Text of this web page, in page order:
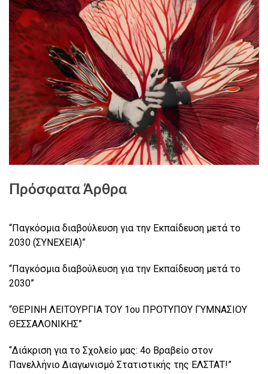
Πρόσφατα Άρθρα
“Παγκόσμια διαβούλευση για την Εκπαίδευση μετά το
2030 (ΣΥΝΕΧΕΙΑ)”
“Παγκόσμια διαβούλευση για την Εκπαίδευση μετά το
2030”
“ΘΕΡΙΝΗ ΛΕΙΤΟΥΡΓΙΑ ΤΟΥ 1ου ΠΡΟΤΥΠΟΥ ΓΥΜΝΑΣΙΟΥ
ΘΕΣΣΑΛΟΝΙΚΗΣ”
“Διάκριση για το Σχολείο μας: 4ο Βραβείο στον
Πανελλήνιο Διαγωνισμό Στατιστικής της ΕΛΣΤΑΤ!”